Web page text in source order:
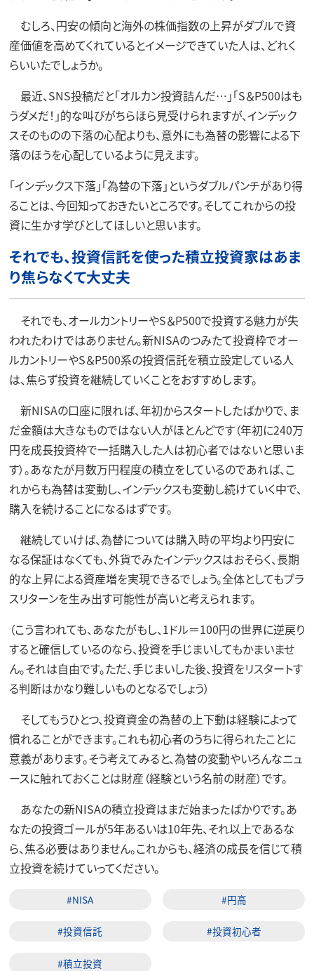
むしろ、円安の傾向と海外の株価指数の上昇がダブルで資
産価値を高めてくれているとイメージできていた人は、どれく
らいいたでしょうか。
最近、SNS投稿だと「オルカン投資詰んだ…」「S＆P500はも
うダメだ！」的な叫びがちらほら見受けられますが、インデック
スそのものの下落の心配よりも、意外にも為替の影響による下
落のほうを心配しているように見えます。
「インデックス下落」「為替の下落」というダブルパンチがあり得
ることは、今回知っておきたいところです。そしてこれからの投
資に生かす学びとしてほしいと思います。
それでも、投資信託を使った積立投資家はあま
り焦らなくて大丈夫
それでも、オールカントリーやS＆P500で投資する魅力が失
われたわけではありません。新NISAのつみたて投資枠でオー
ルカントリーやS＆P500系の投資信託を積立設定している人
は、焦らず投資を継続していくことをおすすめします。
新NISAの口座に限れば、年初からスタートしたばかりで、ま
だ金額は大きなものではない人がほとんどです（年初に240万
円を成長投資枠で一括購入した人は初心者ではないと思いま
す）。あなたが月数万円程度の積立をしているのであれば、こ
れからも為替は変動し、インデックスも変動し続けていく中で、
購入を続けることになるはずです。
継続していけば、為替については購入時の平均より円安に
なる保証はなくても、外貨でみたインデックスはおそらく、長期
的な上昇による資産増を実現できるでしょう。全体としてもプラ
スリターンを生み出す可能性が高いと考えられます。
（こう言われても、あなたがもし、1ドル＝100円の世界に逆戻り
すると確信しているのなら、投資を手じまいしてもかまいませ
ん。それは自由です。ただ、手じまいした後、投資をリスタートす
る判断はかなり難しいものとなるでしょう）
そしてもうひとつ、投資資金の為替の上下動は経験によって
慣れることができます。これも初心者のうちに得られたことに
意義があります。そう考えてみると、為替の変動やいろんなニュ
ースに触れておくことは財産（経験という名前の財産）です。
あなたの新NISAの積立投資はまだ始まったばかりです。あ
なたの投資ゴールが5年あるいは10年先、それ以上であるな
ら、焦る必要はありません。これからも、経済の成長を信じて積
立投資を続けていってください。
#NISA #円高
#投資信託 #投資初心者
#積立投資